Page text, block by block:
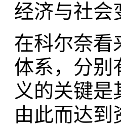
经济与社会
在科尔奈看
体系，分别
义的关键
由此而达到